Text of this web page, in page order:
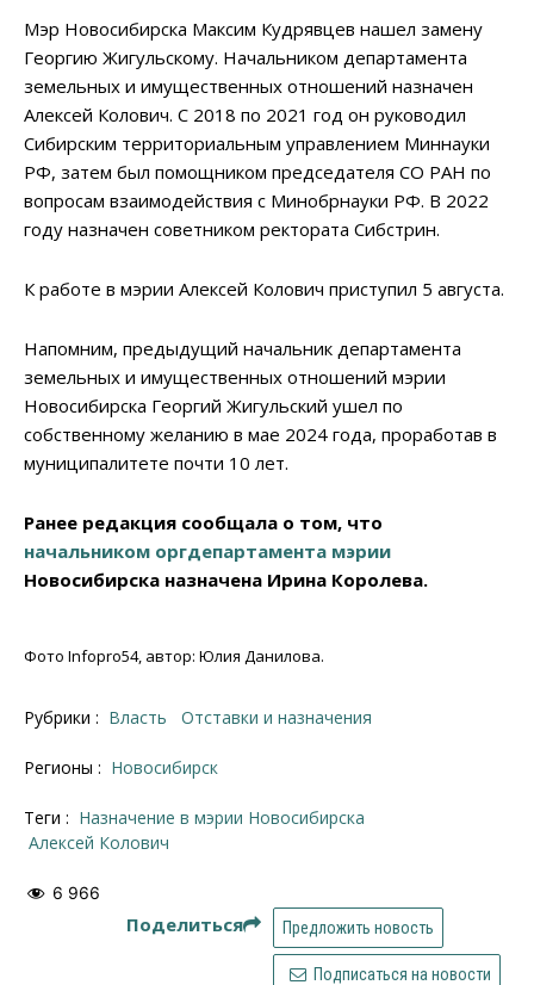
Мэр Новосибирска Максим Кудрявцев нашел замену
Георгию Жигульскому. Начальником департамента
земельных и имущественных отношений назначен
Алексей Колович. С 2018 по 2021 год он руководил
Сибирским территориальным управлением Миннауки
РФ, затем был помощником председателя СО РАН по
вопросам взаимодействия с Минобрнауки РФ. В 2022
году назначен советником ректората Сибстрин.
К работе в мэрии Алексей Колович приступил 5 августа.
Напомним, предыдущий начальник департамента
земельных и имущественных отношений мэрии
Новосибирска Георгий Жигульский ушел по
собственному желанию в мае 2024 года, проработав в
муниципалитете почти 10 лет.
Ранее редакция сообщала о том, что
начальником оргдепартамента мэрии
Новосибирска назначена Ирина Королева.
Фото Infopro54, автор: Юлия Данилова.
Рубрики : Власть Отставки и назначения
Регионы : Новосибирск
Теги :
Назначение в мэрии Новосибирска
Алексей Колович
6 966
Поделиться Предложить новость
Подписаться на новости